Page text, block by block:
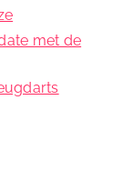
met de